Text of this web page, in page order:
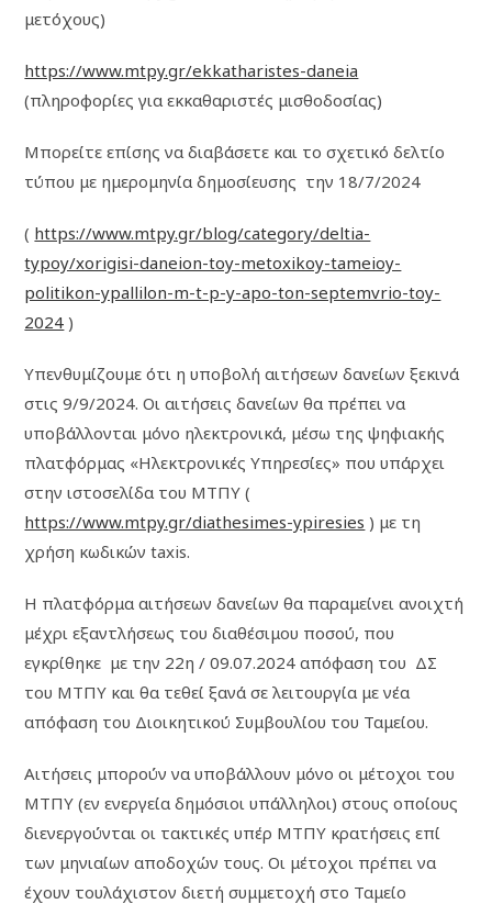
μετόχους)
https://www.mtpy.gr/ekkatharistes-daneia
(πληροφορίες για εκκαθαριστές μισθοδοσίας)
Μπορείτε επίσης να διαβάσετε και το σχετικό δελτίο
τύπου με ημερομηνία δημοσίευσης την 18/7/2024
( https://www.mtpy.gr/blog/category/deltia-
typoy/xorigisi-daneion-toy-metoxikoy-tameioy-
politikon-ypallilon-m-t-p-y-apo-ton-septemvrio-toy-
2024 )
Υπενθυμίζουμε ότι η υποβολή αιτήσεων δανείων ξεκινά
στις 9/9/2024. Οι αιτήσεις δανείων θα πρέπει να
υποβάλλονται μόνο ηλεκτρονικά, μέσω της ψηφιακής
πλατφόρμας «Ηλεκτρονικές Υπηρεσίες» που υπάρχει
στην ιστοσελίδα του ΜΤΠΥ (
https://www.mtpy.gr/diathesimes-ypiresies ) με τη
χρήση κωδικών taxis.
Η πλατφόρμα αιτήσεων δανείων θα παραμείνει ανοιχτή
μέχρι εξαντλήσεως του διαθέσιμου ποσού, που
εγκρίθηκε με την 22η / 09.07.2024 απόφαση του ΔΣ
του ΜΤΠΥ και θα τεθεί ξανά σε λειτουργία με νέα
απόφαση του Διοικητικού Συμβουλίου του Ταμείου.
Αιτήσεις μπορούν να υποβάλλουν μόνο οι μέτοχοι του
ΜΤΠΥ (εν ενεργεία δημόσιοι υπάλληλοι) στους οποίους
διενεργούνται οι τακτικές υπέρ ΜΤΠΥ κρατήσεις επί
των μηνιαίων αποδοχών τους. Οι μέτοχοι πρέπει να
έχουν τουλάχιστον διετή συμμετοχή στο Ταμείο